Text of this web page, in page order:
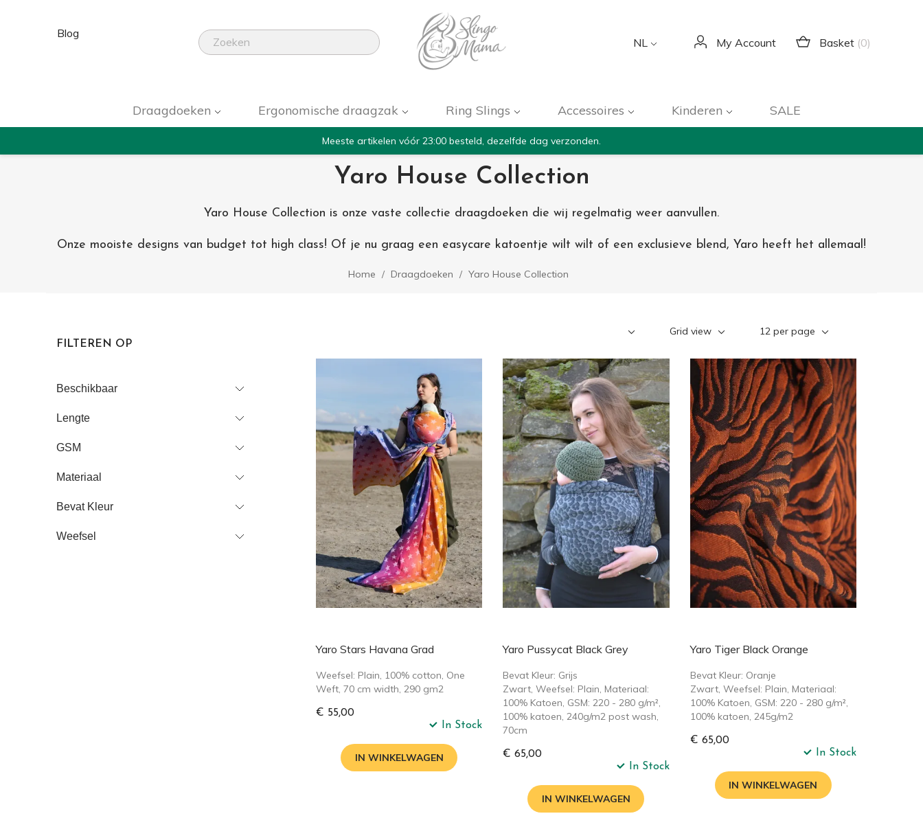
Blog
NL My Account Basket (0)
Draagdoeken Ergonomische draagzak Ring Slings Accessoires Kinderen SALE
Meeste artikelen vóór 23:00 besteld, dezelfde dag verzonden.
Yaro House Collection
Yaro House Collection is onze vaste collectie draagdoeken die wij regelmatig weer aanvullen.
Onze mooiste designs van budget tot high class! Of je nu graag een easycare katoentje wilt wilt of een exclusieve blend, Yaro heeft het allemaal!
Home Draagdoeken Yaro House Collection
FILTEREN OP
Beschikbaar
Lengte
GSM
Materiaal
Bevat Kleur
Weefsel
Grid view 12 per page
Yaro Stars Havana Grad
Weefsel: Plain, 100% cotton, One
Weft, 70 cm width, 290 gm2
€ 55,00
In Stock
IN WINKELWAGEN
Yaro Pussycat Black Grey
Bevat Kleur: Grijs
Zwart, Weefsel: Plain, Materiaal:
100% Katoen, GSM: 220 - 280 g/m²,
100% katoen, 240g/m2 post wash,
70cm
€ 65,00
In Stock
IN WINKELWAGEN
Yaro Tiger Black Orange
Bevat Kleur: Oranje
Zwart, Weefsel: Plain, Materiaal:
100% Katoen, GSM: 220 - 280 g/m²,
100% katoen, 245g/m2
€ 65,00
In Stock
IN WINKELWAGEN